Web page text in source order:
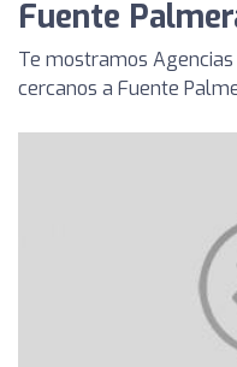
Fuente
Te mostramos
cercanos a Fuente